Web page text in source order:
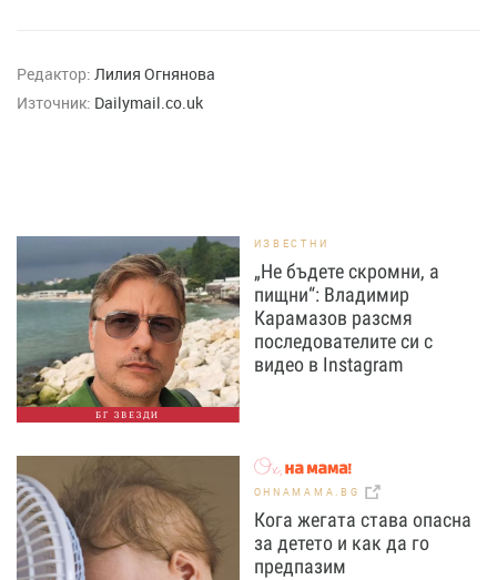
Редактор: Лилия Огнянова
Източник: Dailymail.co.uk
БГ ЗВЕЗДИ
ИЗВЕСТНИ
„Не бъдете скромни, а
пищни“: Владимир
Карамазов разсмя
последователите си с
видео в Instagram
OHNAMAMA.BG
Кога жегата става опасна
за детето и как да го
предпазим